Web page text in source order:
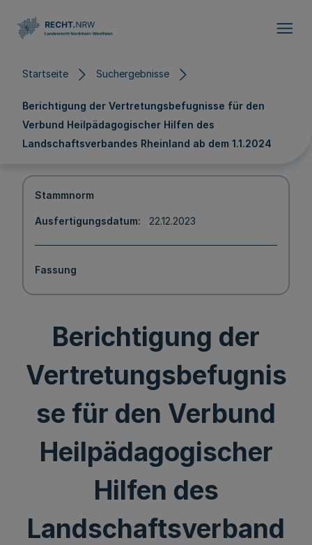
Startseite Suchergebnisse
Berichtigung der Vertretungsbefugnisse für den
Verbund Heilpädagogischer Hilfen des
Landschaftsverbandes Rheinland ab dem 1.1.2024
Stammnorm
Ausfertigungsdatum 22.12.2023
Fassung
Berichtigung der
Vertretungsbefugnis
se für den Verbund
Heilpädagogischer
Hilfen des
Landschaftsverband